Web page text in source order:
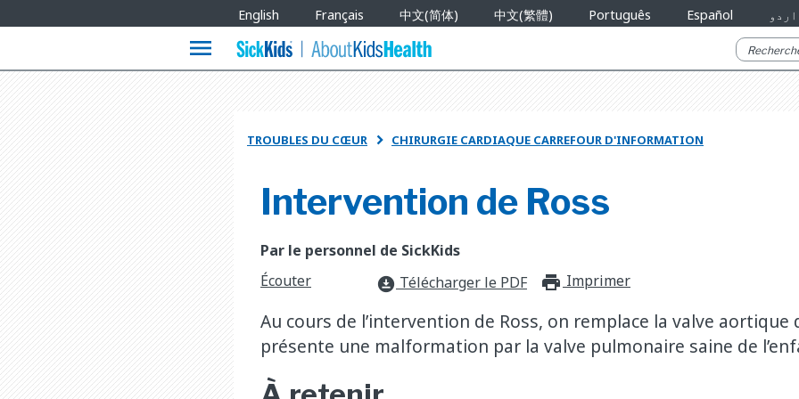
Languages
English Français 中文(简体) 中文(繁體) Português Español اردو
menu
TROUBLES DU CŒUR  CHIRURGIE CARDIAQUE CARREFOUR D'INFORMATION
Intervention de Ross
Par le personnel de SickKids
Écouter
download_for_offline Télécharger le PDF Imprimer
Au cours de l’intervention de Ross, on remplace la valve aortique
présente une malformation par la valve pulmonaire saine de